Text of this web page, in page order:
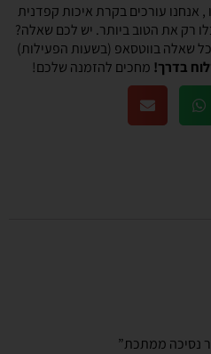
עורכים בקרת איכות קפדנית
רק את הטוב ביותר. יש לכם שאלה?
שאלה בווטסאפ (בשעות הפעילות)
בדרך! מחכים להזמנה שלכם!
נסיכה ממתכת”